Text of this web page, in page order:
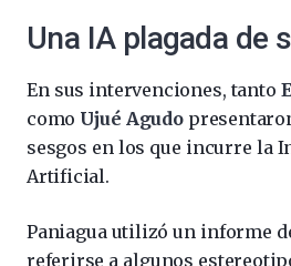
Una IA plagada de
En sus intervenciones, tanto
como Ujué Agudo
sesgos en los que incurre la
Artificial.
Paniagua utilizó un informe
referirse a algunos